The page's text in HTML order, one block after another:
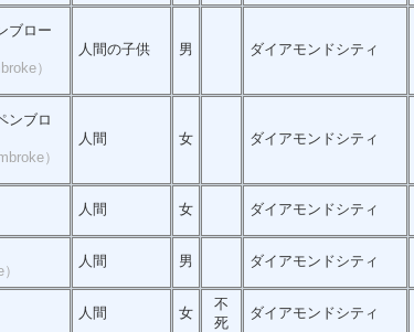
ブロー
）
人間の子供 男 ダイアモンドシティ
ンブロ
）
人間 女 ダイアモンドシティ
人間 女 ダイアモンドシティ
人間 男 ダイアモンドシティ
人間 女
不
死
ダイアモンドシティ